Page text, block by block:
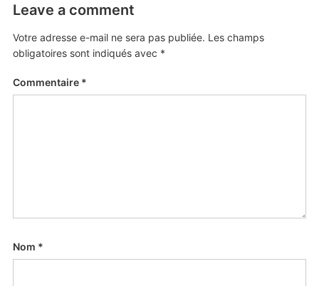
Leave a comment
Votre adresse e-mail ne sera pas publiée. Les champs
obligatoires sont indiqués avec *
Commentaire *
Nom *